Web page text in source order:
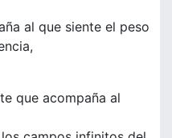
al que siente el peso
que acompaña al